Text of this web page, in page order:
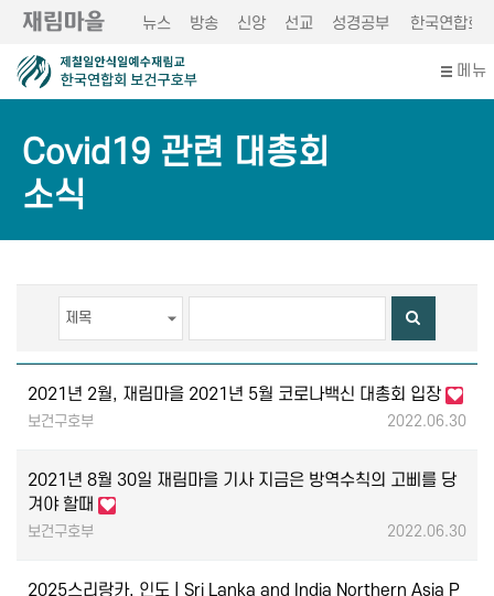
뉴스 방송 신앙 선교 성경공부 한국연합회
메뉴
Covid19 관련 대총회
소식
2021년 2월, 재림마을 2021년 5월 코로나백신 대총회 입장
보건구호부 2022.06.30
2021년 8월 30일 재림마을 기사 지금은 방역수칙의 고삐를 당
겨야 할때
보건구호부 2022.06.30
2025스리랑카, 인도 | Sri Lanka and India Northern Asia P